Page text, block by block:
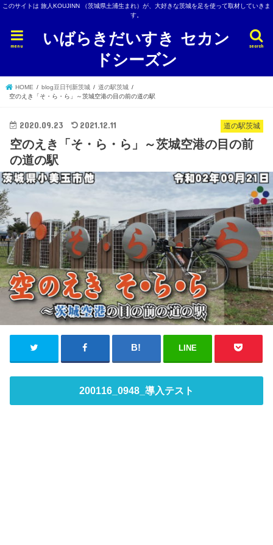
このサイトは 旅人KOUJINN （茨城県土浦生まれ）が、大好きな茨城を足を使って取材していきま
す。
いばらきだいすき セカン
ドシーズン
search
menu
HOME blog豆日刊新茨城
道の駅茨城
空のえき「そ・ら・ら」～茨城空港の目の前の道の駅
道の駅茨城
2020.09.23 2021.12.11
空のえき「そ・ら・ら」～茨城空港の目の前
の道の駅
LINE
200116_0948_導入テスト